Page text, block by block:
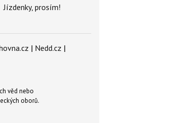
Jízdenky, prosím!
| Nedd.cz |
věd nebo
oborů.